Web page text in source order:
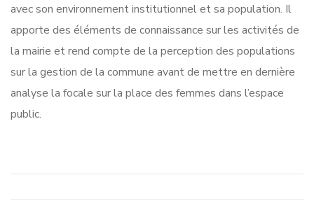
avec son environnement institutionnel et sa population. Il
apporte des éléments de connaissance sur les activités de
la mairie et rend compte de la perception des populations
sur la gestion de la commune avant de mettre en dernière
analyse la focale sur la place des femmes dans l’espace
public.